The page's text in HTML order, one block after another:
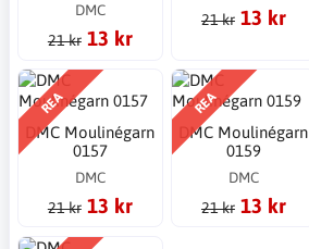
DMC
21 kr 13 kr
21 kr 13 kr
REA
DMC Moulinégarn
0157
DMC
21 kr 13 kr
REA
DMC Moulinégarn
0159
DMC
21 kr 13 kr